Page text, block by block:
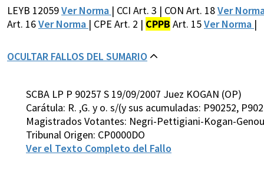
LEYB 12059Ver Norma | CCI Art. 3 | CON Art. 18Ver
Art. 16Ver Norma | CPE Art. 2 | CPPB Art. 15Ver Norma |
OCULTAR FALLOS DEL SUMARIO
SCBA LP P 90257 S 19/09/2007 Juez KOGAN (OP)
Carátula: R. ,G. y o. s/(y sus acumuladas: P90252,
Magistrados Votantes: Negri-Pettigiani-Kogan-
Tribunal Origen: CP0000DO
Ver el Texto Completo del Fallo